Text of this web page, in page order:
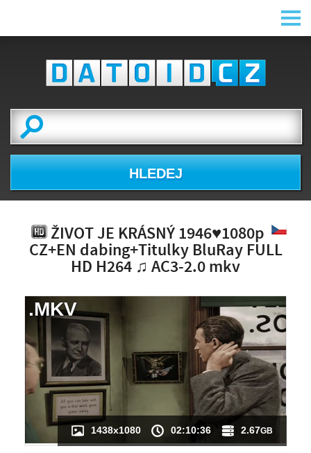
HLEDEJ
ŽIVOT JE KRÁSNÝ 1946♥1080p
CZ+EN dabing+Titulky BluRay FULL
HD H264 ♫ AC3-2.0 mkv
NENÍ K DISPOZICI
1438x1080 02:10:36 2.67GB
.MKV